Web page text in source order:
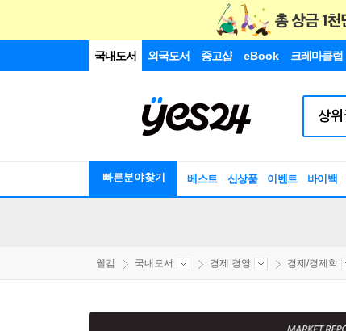
국내도서 외국도서 중고샵 eBook 크레마클럽
빠른분야찾기 베스트 신상품 이벤트 바이백
웰컴 국내도서 경제 경영 경제/경제학